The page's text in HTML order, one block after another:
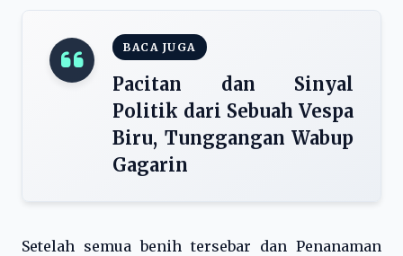
BACA JUGA
Pacitan dan Sinyal
Politik dari Sebuah Vespa
Biru, Tunggangan Wabup
Gagarin
Setelah semua benih tersebar dan Penanaman